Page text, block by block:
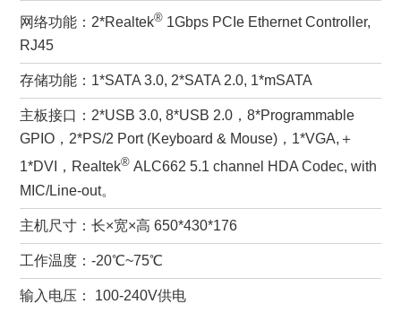
网络功能：2*Realtek® 1Gbps PCIe Ethernet Controller,
RJ45
存储功能：1*SATA 3.0, 2*SATA 2.0, 1*mSATA
主板接口：2*USB 3.0, 8*USB 2.0，8*Programmable
GPIO，2*PS/2 Port (Keyboard & Mouse)，1*VGA,＋
1*DVI，Realtek® ALC662 5.1 channel HDA Codec, with
MIC/Line-out。
主机尺寸：长×宽×高 650*430*176
工作温度：-20℃~75℃
输入电压： 100-240V供电